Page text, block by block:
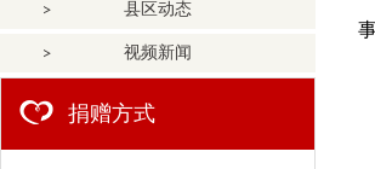
县区动态
视频新闻
捐赠方式